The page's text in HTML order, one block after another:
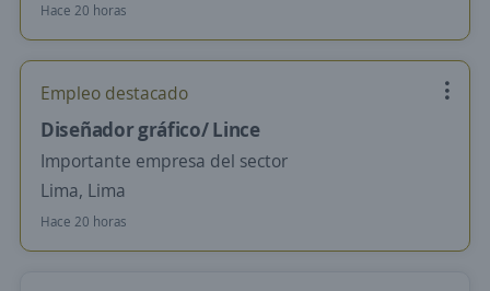
Hace 20 horas
Empleo destacado
Diseñador gráfico/ Lince
Importante empresa del sector
Lima, Lima
Hace 20 horas